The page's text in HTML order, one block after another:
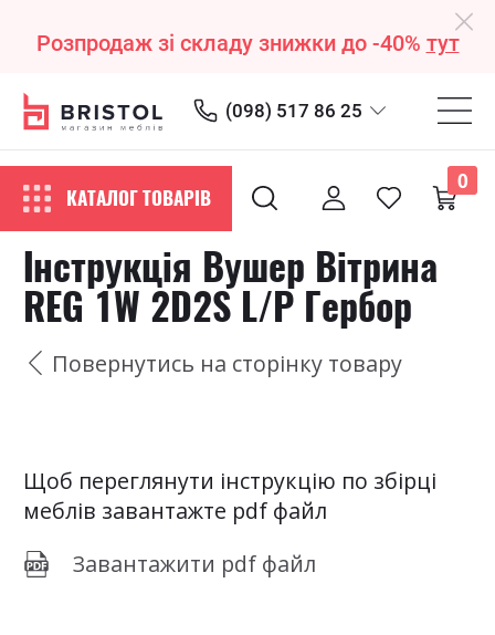
Розпродаж зі складу знижки до -40% тут
(098) 517 86 25
КАТАЛОГ ТОВАРІВ
0
Інструкція Вушер Вітрина
REG 1W 2D2S L/P Гербор
Повернутись на сторінку товару
Щоб переглянути інструкцію по збірці
меблів завантажте pdf файл
Завантажити pdf файл